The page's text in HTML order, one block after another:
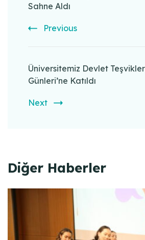
Sahne Aldı
Previous
Üniversitemiz Devlet Teşvikleri
Günleri’ne Katıldı
Next
Diğer Haberler